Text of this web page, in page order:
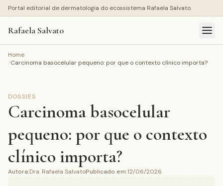
Portal editorial de dermatologia do ecossistema Rafaela Salvato.
Rafaela Salvato
Home
/Carcinoma basocelular pequeno: por que o contexto clínico importa?
DOSSIES
Carcinoma basocelular
pequeno: por que o contexto
clínico importa?
Autora:Dra. Rafaela SalvatoPublicado em:12/06/2026